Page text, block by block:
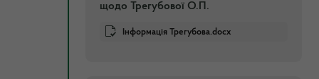
щодо Трегубової О.П.
Інформація Трегубова.docx